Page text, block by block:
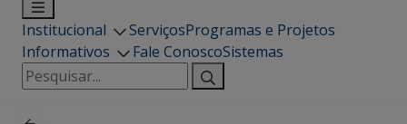
Institucional ServiçosProgramas e Projetos
Informativos
Fale ConoscoSistemas
Pesquisar
por: